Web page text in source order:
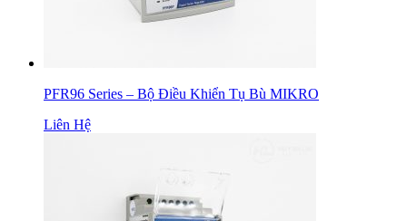
PFR96 Series – Bộ Điều Khiển Tụ Bù MIKRO
Liên Hệ